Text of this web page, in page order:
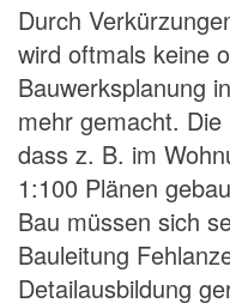
Durch
wird oftmals keine
Bauwerksplanung
mehr gemacht.
dass z. B. im
1:100 Plänen
Bau müssen sich
Bauleitung
Detailausbildung